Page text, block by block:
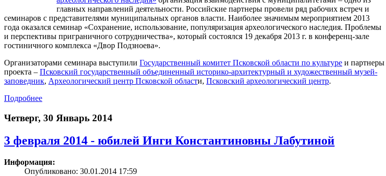
главных направлений деятельности. Российские партнеры провели ряд рабочих встреч и
семинаров с представителями муниципальных органов власти. Наиболее значимым мероприятием 2013
года оказался семинар «Сохранение, использование, популяризация археологического наследия. Проблемы
и перспективы приграничного сотрудничества», который состоялся 19 декабря 2013 г. в конференц-зале
гостиничного комплекса «Двор Подзноева».
Организаторами семинара выступили Государственный комитет Псковской области по культуре и партнеры
проекта – Псковский государственный объединенный историко-архитектурный и художественный музей-
заповедник, Археологический центр Псковской области, Псковский археологический центр.
Подробнее
Четверг, 30 Январь 2014
3 февраля 2014 - юбилей Инги Константиновны Лабутиной
Информация:
Опубликовано: 30.01.2014 17:59